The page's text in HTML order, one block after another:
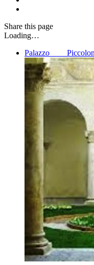
Share this page
Loading…
Palazzo